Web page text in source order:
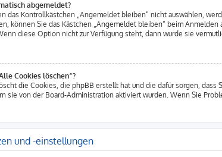
abgemeldet?
das Kontrollkästchen „Angemeldet bleiben“ nicht auswählen,
können Sie das Kästchen „Angemeldet bleiben“ beim
diese Option nicht zur Verfügung steht, dann wurde sie
Cookies löschen“?
die Cookies, die phpBB erstellt hat und die dafür sorgen,
sie von der Board-Administration aktiviert wurden. Wenn Sie
und -einstellungen